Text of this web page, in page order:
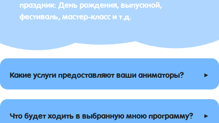
праздник: День рождения, выпускной,
фестиваль, мастер-класс и т.д.
Какие услуги предоставляют ваши аниматоры? ▸
Что будет ходить в выбранную мною программу? ▸